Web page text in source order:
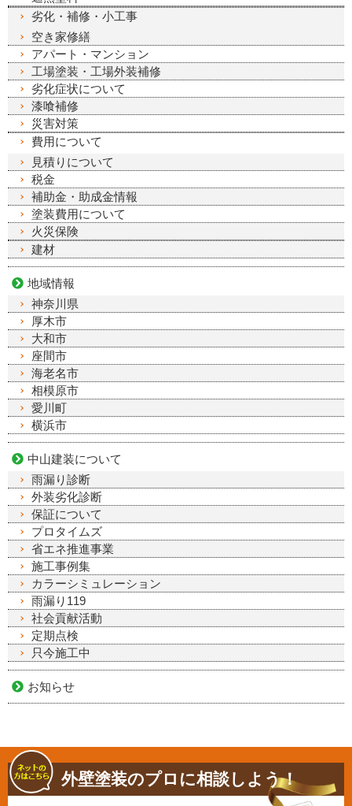
劣化・補修・小工事
空き家修繕
アパート・マンション
工場塗装・工場外装補修
劣化症状について
漆喰補修
災害対策
費用について
見積りについて
税金
補助金・助成金情報
塗装費用について
火災保険
建材
地域情報
神奈川県
厚木市
大和市
座間市
海老名市
相模原市
愛川町
横浜市
中山建装について
雨漏り診断
外装劣化診断
保証について
プロタイムズ
省エネ推進事業
施工事例集
カラーシミュレーション
雨漏り119
社会貢献活動
定期点検
只今施工中
お知らせ
外壁塗装のプロに相談しよう！